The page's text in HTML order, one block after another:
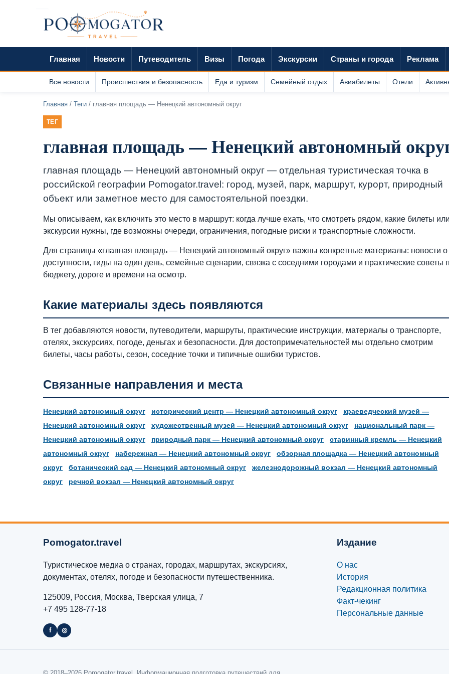
Главная Новости Путеводитель Визы Погода Экскурсии Страны и города Реклама
Все новости Происшествия и безопасность Еда и туризм Семейный отдых Авиабилеты Отели
Главная / Теги / главная площадь — Ненецкий автономный округ
ТЕГ
главная площадь — Ненецкий автономный
главная площадь — Ненецкий автономный округ — отдельная туристическая точка в
российской географии Pomogator.travel: город, музей, парк, маршрут, курорт, природный
объект или заметное место для самостоятельной поездки.
Мы описываем, как включить это место в маршрут: когда лучше ехать, что смотреть рядом, какие билеты
экскурсии нужны, где возможны очереди, ограничения, погодные риски и транспортные сложности.
Для страницы «главная площадь — Ненецкий автономный округ» важны конкретные материалы: новости о
доступности, гиды на один день, семейные сценарии, связка с соседними городами и практические советы
бюджету, дороге и времени на осмотр.
Какие материалы здесь появляются
В тег добавляются новости, путеводители, маршруты, практические инструкции, материалы о транспорте,
отелях, экскурсиях, погоде, деньгах и безопасности. Для достопримечательностей мы отдельно смотрим
билеты, часы работы, сезон, соседние точки и типичные ошибки туристов.
Связанные направления и места
Ненецкий автономный округ исторический центр — Ненецкий автономный округ
краеведческий музей —
Ненецкий автономный округ
художественный музей — Ненецкий автономный округ
национальный парк —
Ненецкий автономный округ
природный парк — Ненецкий автономный округ
старинный кремль — Ненецкий
автономный округ
набережная — Ненецкий автономный округ
обзорная площадка — Ненецкий автономный
округ
ботанический сад — Ненецкий автономный округ
железнодорожный вокзал — Ненецкий автономный
округ
речной вокзал — Ненецкий автономный округ
Pomogator.travel
Туристическое медиа о странах, городах, маршрутах, экскурсиях,
документах, отелях, погоде и безопасности путешественника.
125009, Россия, Москва, Тверская улица, 7
+7 495 128-77-18
f ◎
Издание
О нас
История
Редакционная политика
Факт-чекинг
Персональные данные